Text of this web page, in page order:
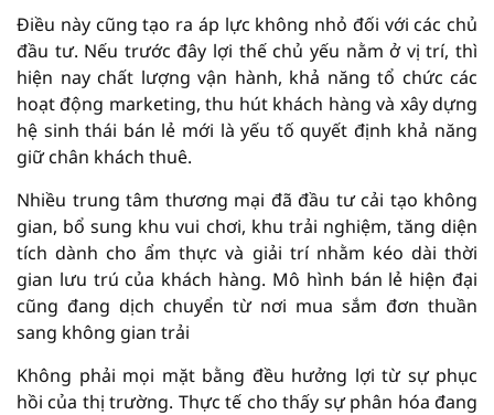
Điều này cũng tạo ra áp lực không nhỏ đối với các chủ
đầu tư. Nếu trước đây lợi thế chủ yếu nằm ở vị trí, thì
hiện nay chất lượng vận hành, khả năng tổ chức các
hoạt động marketing, thu hút khách hàng và xây dựng
hệ sinh thái bán lẻ mới là yếu tố quyết định khả năng
giữ chân khách thuê.
Nhiều trung tâm thương mại đã đầu tư cải tạo không
gian, bổ sung khu vui chơi, khu trải nghiệm, tăng diện
tích dành cho ẩm thực và giải trí nhằm kéo dài thời
gian lưu trú của khách hàng. Mô hình bán lẻ hiện đại
cũng đang dịch chuyển từ nơi mua sắm đơn thuần
sang không gian trải
Không phải mọi mặt bằng đều hưởng lợi từ sự phục
hồi của thị trường. Thực tế cho thấy sự phân hóa đang